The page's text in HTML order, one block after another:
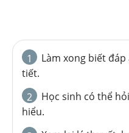
1
Làm xong biết
tiết.
2
Học sinh có thể
hiểu.